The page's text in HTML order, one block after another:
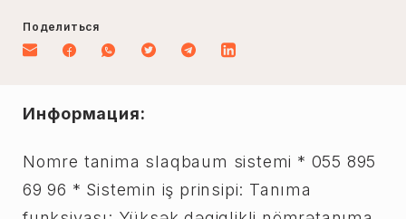
Поделиться
Информация:
Nomre tanima slaqbaum sistemi * 055 895
69 96 * Sistemin iş prinsipi: Tanıma